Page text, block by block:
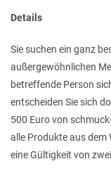
Details
Sie suchen ein ganz
außergewöhnlichen
betreffende Person
entscheiden Sie sich
500 Euro von
alle Produkte aus dem
eine Gültigkeit von